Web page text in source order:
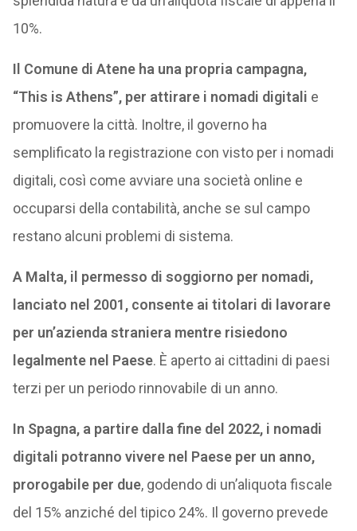
10%.
Il Comune di Atene ha una propria campagna,
“This is Athens”, per attirare i nomadi digitali e
promuovere la città. Inoltre, il governo ha
semplificato la registrazione con visto per i nomadi
digitali, così come avviare una società online e
occuparsi della contabilità, anche se sul campo
restano alcuni problemi di sistema.
A Malta, il permesso di soggiorno per nomadi,
lanciato nel 2001, consente ai titolari di lavorare
per un’azienda straniera mentre risiedono
legalmente nel Paese. È aperto ai cittadini di paesi
terzi per un periodo rinnovabile di un anno.
In Spagna, a partire dalla fine del 2022, i nomadi
digitali potranno vivere nel Paese per un anno,
prorogabile per due, godendo di un’aliquota fiscale
del 15% anziché del tipico 24%. Il governo prevede